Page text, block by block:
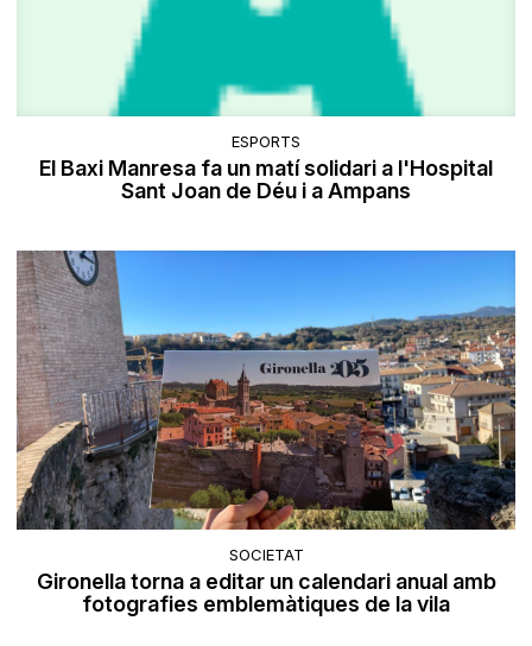
ESPORTS
El Baxi Manresa fa un matí solidari a l'Hospital
Sant Joan de Déu i a Ampans
SOCIETAT
Gironella torna a editar un calendari anual amb
fotografies emblemàtiques de la vila